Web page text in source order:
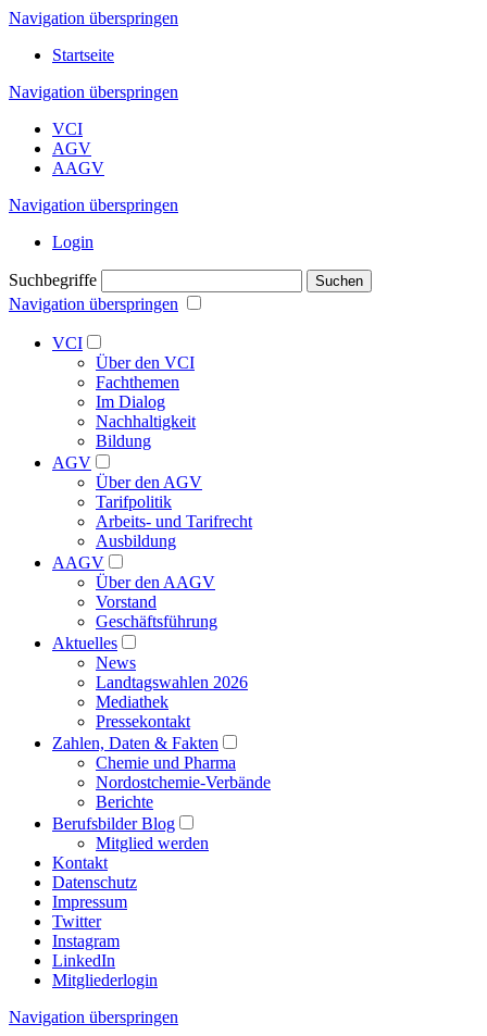
Navigation überspringen
Startseite
Navigation überspringen
VCI
AGV
AAGV
Navigation überspringen
Login
Suchbegriffe Suchen
Navigation überspringen
VCI
Über den VCI
Fachthemen
Im Dialog
Nachhaltigkeit
Bildung
AGV
Über den AGV
Tarifpolitik
Arbeits- und Tarifrecht
Ausbildung
AAGV
Über den AAGV
Vorstand
Geschäftsführung
Aktuelles
News
Landtagswahlen 2026
Mediathek
Pressekontakt
Zahlen, Daten & Fakten
Chemie und Pharma
Nordostchemie-Verbände
Berichte
Berufsbilder Blog
Mitglied werden
Kontakt
Datenschutz
Impressum
Twitter
Instagram
LinkedIn
Mitgliederlogin
Navigation überspringen